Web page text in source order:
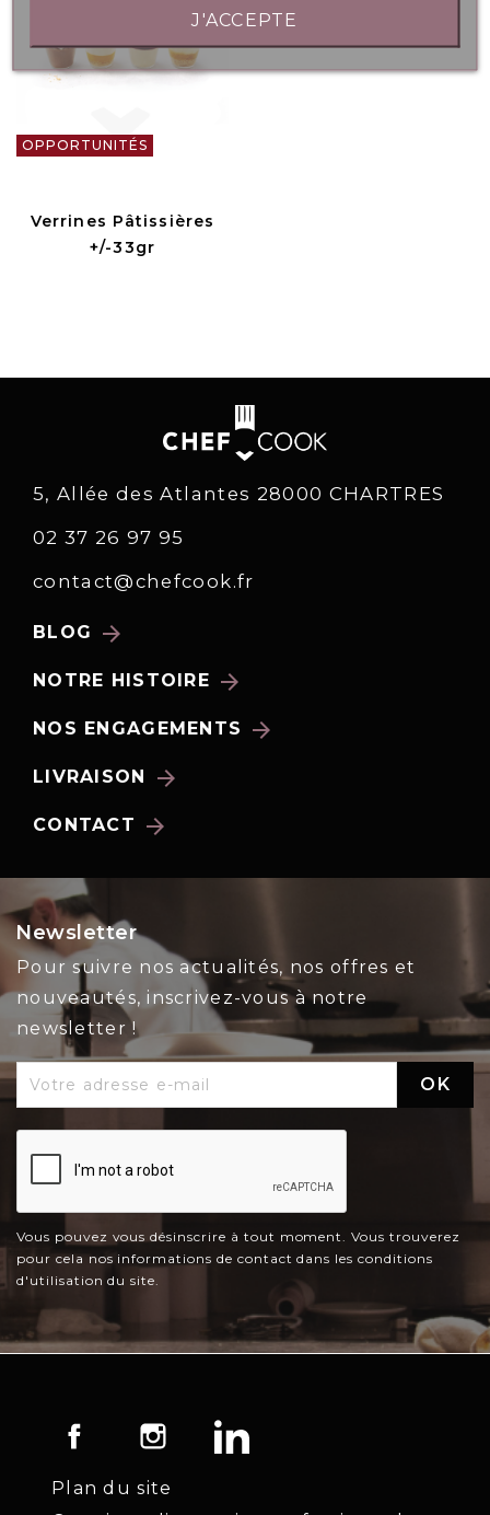
OPPORTUNITÉS
Verrines Pâtissières
+/-33gr
5, Allée des Atlantes 28000 CHARTRES
02 37 26 97 95
contact@chefcook.fr
BLOG arrow_forward
NOTRE HISTOIRE arrow_forward
NOS ENGAGEMENTS arrow_forward
LIVRAISON arrow_forward
CONTACT arrow_forward
Newsletter
Pour suivre nos actualités, nos offres et
nouveautés, inscrivez-vous à notre
newsletter !
Vous pouvez vous désinscrire à tout moment. Vous trouverez
pour cela nos informations de contact dans les conditions
d'utilisation du site.
Facebook Instagram
Plan du site
J'ACCEPTE